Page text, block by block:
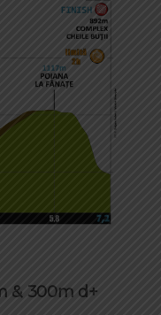
& 300m d+